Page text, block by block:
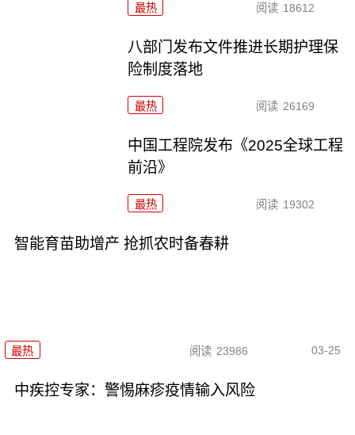
最热 阅读 18612
八部门发布文件推进长期护理保
险制度落地
最热 阅读 26169
中国工程院发布《2025全球工程
前沿》
最热 阅读 19302
智能育苗助增产 抢抓农时备春耕
最热 阅读 23986 03-25
中疾控专家：警惕麻疹疫情输入风险